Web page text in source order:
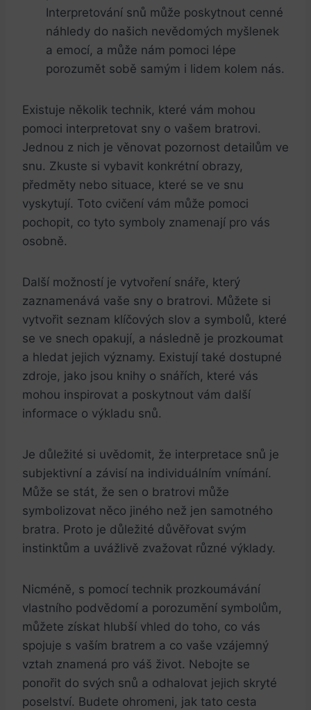
Interpretování snů může poskytnout cenné
náhledy do našich ⁢nevědomých⁣ myšlenek
‌a ‌emocí,‌ a může nám ⁢pomoci lépe
porozumět‍ sobě samým i lidem kolem nás.
Existuje‍ několik⁤ technik, ⁢které vám mohou
pomoci ⁣interpretovat ⁤sny o‌ vašem⁤ bratrovi.
Jednou ⁢z nich je věnovat pozornost detailům ve
snu. Zkuste si vybavit⁤ konkrétní obrazy,
předměty nebo ⁢situace, které se ve snu
‌vyskytují. Toto ⁢cvičení vám může⁢ pomoci
pochopit, co tyto symboly znamenají pro vás
osobně.
Další ⁤možností je vytvoření ‌snáře, který
zaznamenává vaše sny⁢ o‌ bratrovi. Můžete​ si
vytvořit seznam klíčových slov a symbolů,​ které
se ⁢ve snech opakují, a ⁣následně⁢ je prozkoumat
a hledat jejich významy.‌ Existují také dostupné
zdroje, jako⁤ jsou knihy o ​snářích, které vás
⁤mohou inspirovat a poskytnout‌ vám další
informace o výkladu snů.
Je důležité si uvědomit, že interpretace snů je
subjektivní a závisí na individuálním⁤ vnímání.
Může se stát, že sen o bratrovi může‍
symbolizovat něco ‍jiného než jen samotného
bratra. Proto je důležité důvěřovat svým‍
instinktům a uvážlivě zvažovat různé výklady.
Nicméně, s pomocí technik prozkoumávání
⁣vlastního ​podvědomí a porozumění​ symbolům,‌
můžete získat ​hlubší⁤ vhled do toho, co vás
spojuje ‍s vaším bratrem a co vaše vzájemný
vztah znamená pro ​váš‍ život. Nebojte se
ponořit do svých snů a odhalovat jejich skryté‌
poselství. Budete ⁤ohromeni, jak tato cesta